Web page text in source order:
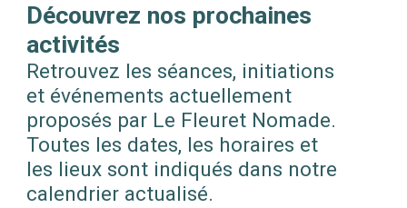
Découvrez nos prochaines
activités
Retrouvez les séances, initiations
et événements actuellement
proposés par Le Fleuret Nomade.
Toutes les dates, les horaires et
les lieux sont indiqués dans notre
calendrier actualisé.